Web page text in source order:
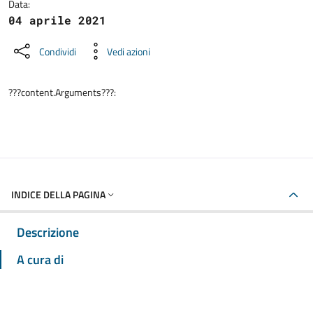
Data:
04 aprile 2021
Condividi Vedi azioni
???content.Arguments???:
INDICE DELLA PAGINA
Descrizione
A cura di